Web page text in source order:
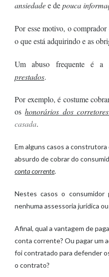
ansiedadee depouca
Por esse motivo, o
o que está adquirindo e as
Um abuso frequente é a
prestados.
Por exemplo, é costume
oshonorários dos
casada.
Em alguns casos a
absurdo de cobrar do
conta corrente.
Nestes casos o
nenhuma assessoria jurídica
Afinal, qual a vantagem de
conta corrente? Ou pagar um
foi contratado para defender
o contrato?